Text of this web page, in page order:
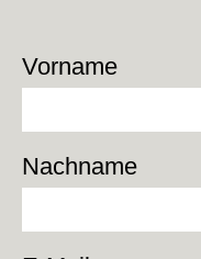
Vorname
Nachname